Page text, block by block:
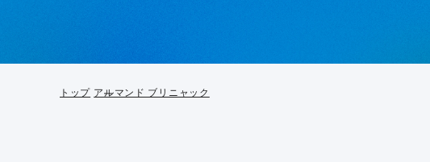
トップ アルマンド ブリニャック